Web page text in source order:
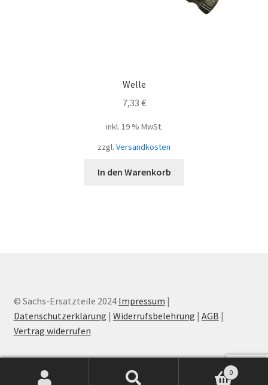
Welle
7,33 €
inkl. 19 % MwSt.
zzgl. Versandkosten
In den Warenkorb
© Sachs-Ersatzteile 2024 Impressum |
Datenschutzerklärung | Widerrufsbelehrung | AGB |
Vertrag widerrufen
0